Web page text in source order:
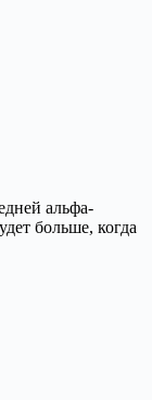
альфа-
больше, когда